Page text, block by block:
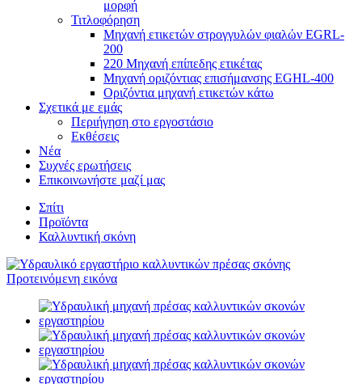
μορφή
Τιτλοφόρηση
Μηχανή ετικετών στρογγυλών φιαλών EGRL-
200
220 Μηχανή επίπεδης ετικέτας
Μηχανή οριζόντιας επισήμανσης EGHL-400
Οριζόντια μηχανή ετικετών κάτω
Σχετικά με εμάς
Περιήγηση στο εργοστάσιο
Εκθέσεις
Νέα
Συχνές ερωτήσεις
Επικοινωνήστε μαζί μας
Σπίτι
Προϊόντα
Καλλυντική σκόνη